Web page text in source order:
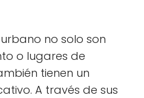
no solo son
o lugares de
tienen un
A través de sus